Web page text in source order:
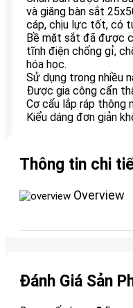
và giăng bàn sắt
cáp, chịu lực tốt, có
Bề mặt sắt đã được
tĩnh điện chống gỉ,
hóa học.
Sử dụng trong nhiều
Được gia công cẩn
Cơ cấu lắp ráp thông
Kiểu dáng đơn giản
Thông tin chi
Overview
Đánh Giá Sản